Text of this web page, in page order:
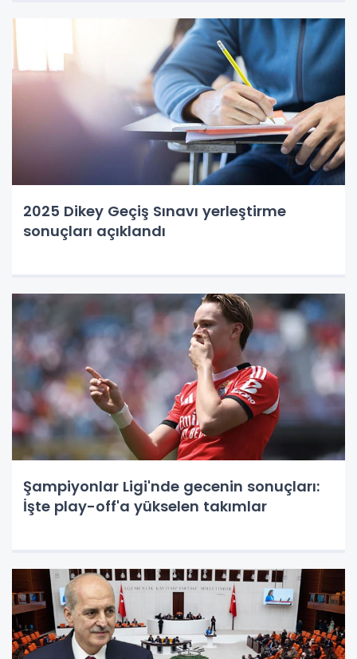
2025 Dikey Geçiş Sınavı yerleştirme
sonuçları açıklandı
Şampiyonlar Ligi'nde gecenin sonuçları:
İşte play-off'a yükselen takımlar